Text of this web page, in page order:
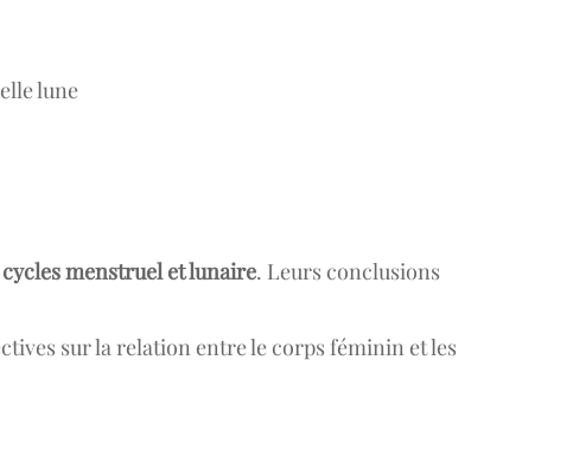
lune
cycles menstruel et lunaire. Leurs conclusions
sur la relation entre le corps féminin et les